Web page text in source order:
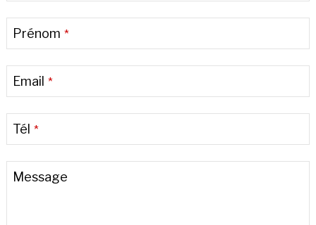
Prénom *
Email *
Tél *
Message